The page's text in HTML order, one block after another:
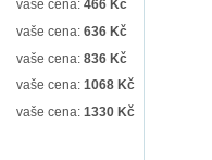
vaše cena: 466 Kč
vaše cena: 636 Kč
vaše cena: 836 Kč
vaše cena: 1068 Kč
vaše cena: 1330 Kč